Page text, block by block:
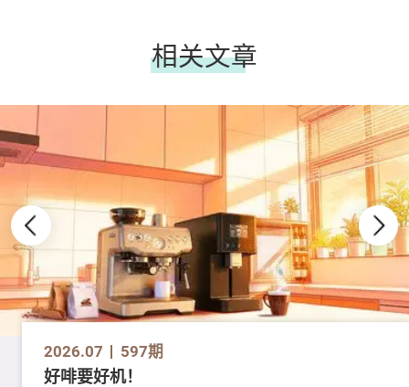
相关文章
2026.07 597期
好啡要好机！